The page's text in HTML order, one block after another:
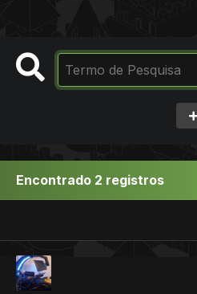
Encontrado 2 registros